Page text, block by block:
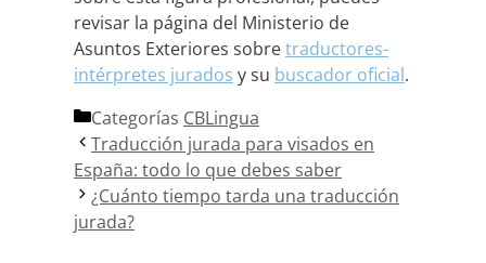
revisar la página del Ministerio de
Asuntos Exteriores sobretraductores-
intérpretes jurados y su buscador oficial.
Categorías CBLingua
Traducción jurada para visados en
España: todo lo que debes saber
¿Cuánto tiempo tarda una traducción
jurada?